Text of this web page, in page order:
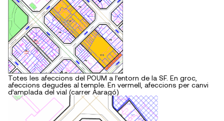
Totes les afeccions del POUM a l’entorn de la SF. En groc,
afeccions degudes al temple. En vermell, afeccions per canvi
d’amplada del vial (carrer Aaragó)